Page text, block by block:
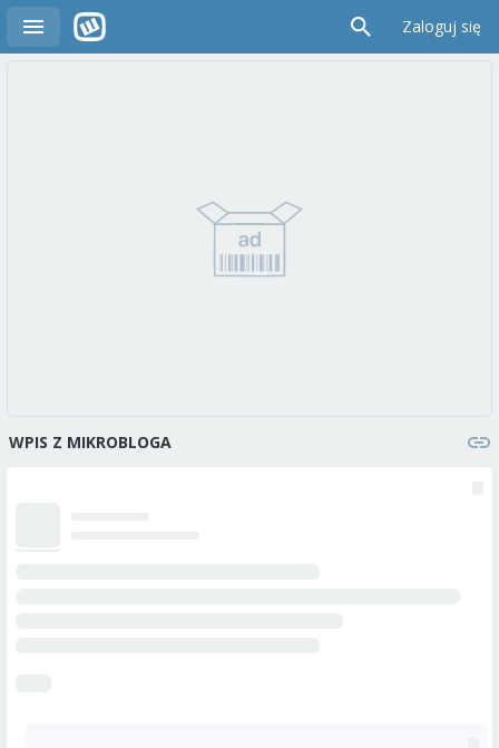
Zaloguj się
WPIS Z MIKROBLOGA